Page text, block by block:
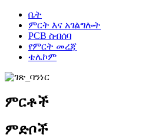
ቤት
ምርት እና አገልግሎት
PCB ስብሰባ
የምርት መረጃ
ቴሌኮም
ምርቶች
ምድቦች